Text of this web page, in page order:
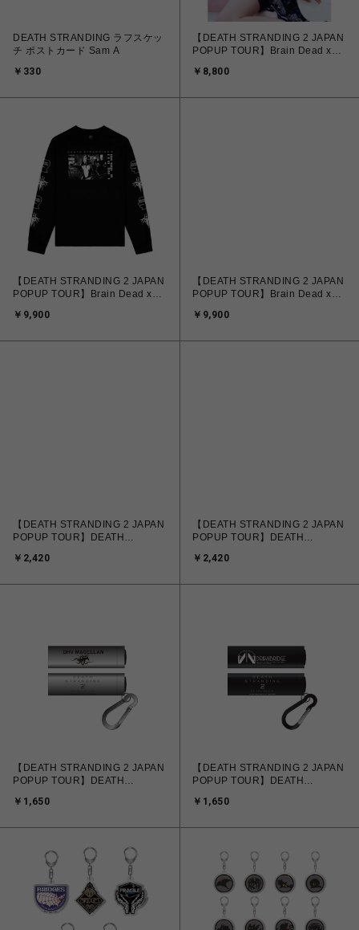
DEATH STRANDING ラフスケッ
チ ポストカード Sam A
￥330
【DEATH STRANDING 2 JAPAN
POPUP TOUR】Brain Dead x
￥8,800
【DEATH STRANDING 2 JAPAN
POPUP TOUR】Brain Dead x
￥9,900
【DEATH STRANDING 2 JAPAN
POPUP TOUR】Brain Dead x
￥9,900
【DEATH STRANDING 2 JAPAN
POPUP TOUR】DEATH
ーケース DRAWBRIDGE ver.
￥2,420
【DEATH STRANDING 2 JAPAN
POPUP TOUR】DEATH
ーケース GHOST MECH ver.
￥2,420
【DEATH STRANDING 2 JAPAN
POPUP TOUR】DEATH
MAGELLAN ver.
￥1,650
【DEATH STRANDING 2 JAPAN
POPUP TOUR】DEATH
DRAWBRIDGE ver.
￥1,650